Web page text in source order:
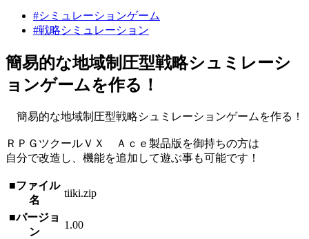
#シミュレーションゲーム
#戦略シミュレーション
簡易的な地域制圧型戦略シュミレーシ
ョンゲームを作る！
簡易的な地域制圧型戦略シュミレーションゲームを作る！
ＲＰＧツクールＶＸ Ａｃｅ製品版を御持ちの方は
自分で改造し、機能を追加して遊ぶ事も可能です！
■ファイル
名
tiiki.zip
■バージョ
ン
1.00